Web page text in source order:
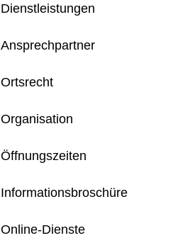
Dienstleistungen
Ansprechpartner
Ortsrecht
Organisation
Öffnungszeiten
Informationsbroschüre
Online-Dienste